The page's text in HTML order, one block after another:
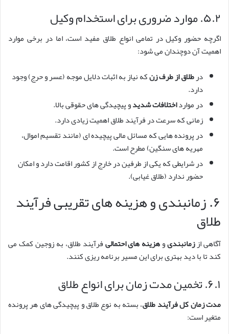
۵.۲. موارد ضروری برای استخدام وکیل
اگرچه حضور وکیل در تمامی انواع طلاق مفید است، اما در برخی موارد
اهمیت آن دوچندان می شود:
درطلاق از طرف زنکه نیاز به اثبات دلایل موجه (عسر و حرج) وجود
دارد.
در موارداختلافات شدیدو پیچیدگی های حقوقی بالا.
زمانی که سرعت در فرآیند طلاق اهمیت زیادی دارد.
در پرونده هایی که مسائل مالی پیچیده ای (مانند تقسیم اموال،
مهریه های سنگین) مطرح است.
در شرایطی که یکی از طرفین در خارج از کشور اقامت دارد و امکان
حضور ندارد (طلاق غیابی).
۶. زمانبندی و هزینه های تقریبی فرآیند
طلاق
آگاهی اززمانبندیوهزینه های احتمالیفرآیند طلاق، به زوجین کمک می
کند تا با دید بهتری برای این مسیر برنامه ریزی کنند.
۶.۱. تخمین مدت زمان برای انواع طلاق
مدت زمان کل فرآیند طلاق، بسته به نوع طلاق و پیچیدگی های هر پرونده
متغیر است: